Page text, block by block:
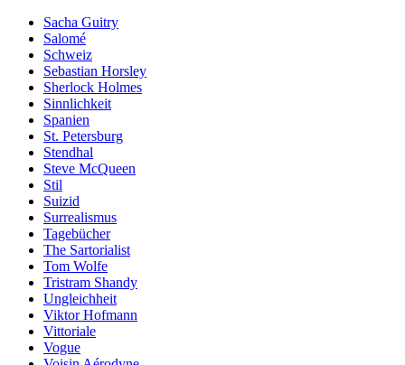
Sacha Guitry
Salomé
Schweiz
Sebastian Horsley
Sherlock Holmes
Sinnlichkeit
Spanien
St. Petersburg
Stendhal
Steve McQueen
Stil
Suizid
Surrealismus
Tagebücher
The Sartorialist
Tom Wolfe
Tristram Shandy
Ungleichheit
Viktor Hofmann
Vittoriale
Vogue